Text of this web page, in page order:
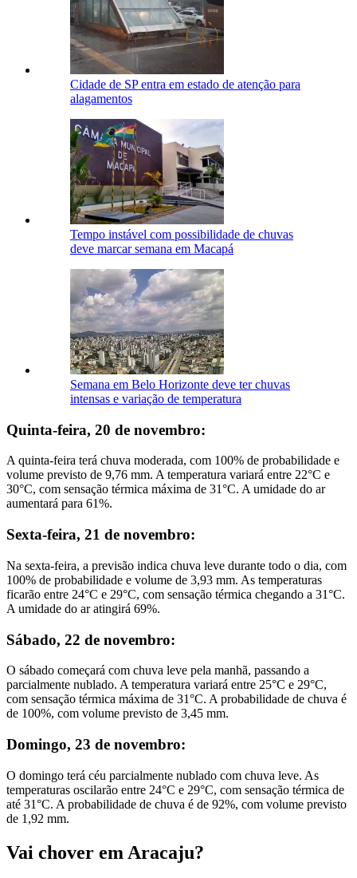
Cidade de SP entra em estado de atenção para
alagamentos
Tempo instável com possibilidade de chuvas
deve marcar semana em Macapá
Semana em Belo Horizonte deve ter chuvas
intensas e variação de temperatura
Quinta-feira, 20 de novembro:
A quinta-feira terá chuva moderada, com 100% de probabilidade e
volume previsto de 9,76 mm. A temperatura variará entre 22°C e
30°C, com sensação térmica máxima de 31°C. A umidade do ar
aumentará para 61%.
Sexta-feira, 21 de novembro:
Na sexta-feira, a previsão indica chuva leve durante todo o dia, com
100% de probabilidade e volume de 3,93 mm. As temperaturas
ficarão entre 24°C e 29°C, com sensação térmica chegando a 31°C.
A umidade do ar atingirá 69%.
Sábado, 22 de novembro:
O sábado começará com chuva leve pela manhã, passando a
parcialmente nublado. A temperatura variará entre 25°C e 29°C,
com sensação térmica máxima de 31°C. A probabilidade de chuva é
de 100%, com volume previsto de 3,45 mm.
Domingo, 23 de novembro:
O domingo terá céu parcialmente nublado com chuva leve. As
temperaturas oscilarão entre 24°C e 29°C, com sensação térmica de
até 31°C. A probabilidade de chuva é de 92%, com volume previsto
de 1,92 mm.
Vai chover em Aracaju?